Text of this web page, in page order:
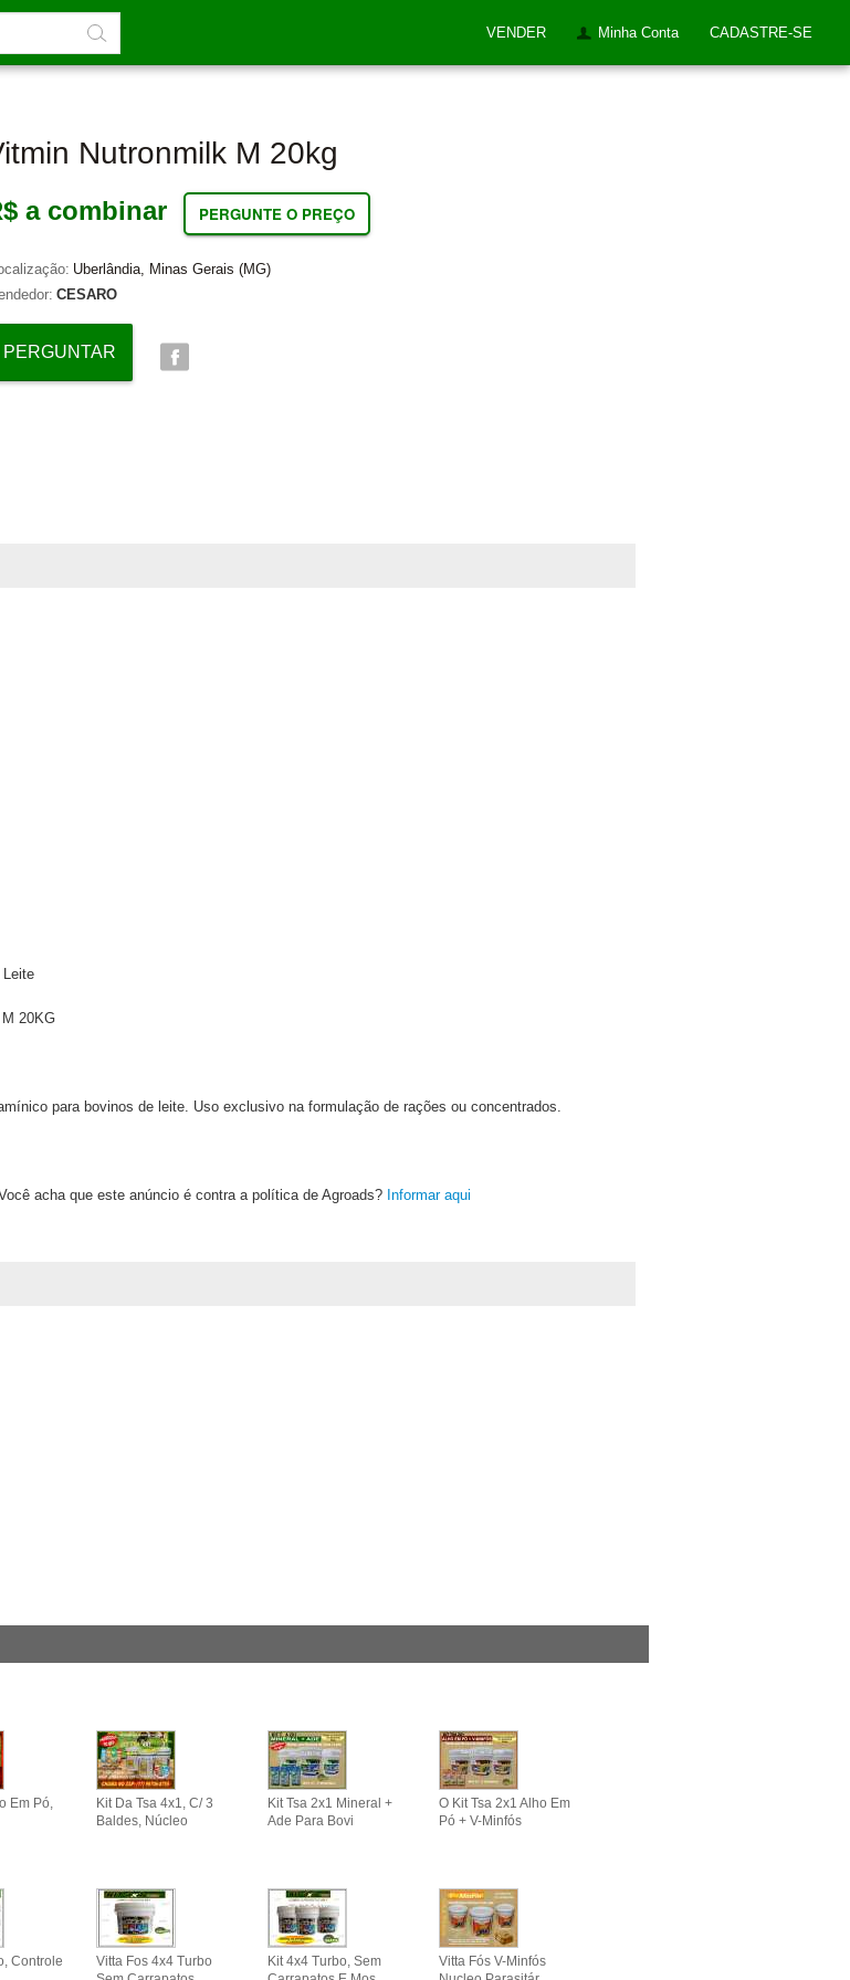
VENDER Minha Conta CADASTRE-SE
Nutronmilk M 20kg
a combinar PERGUNTE O PREÇO
Uberlândia, Minas Gerais (MG)
CESARO
PERGUNTAR
Leite
20KG
para bovinos de leite. Uso exclusivo na formulação de rações ou concentrados.
acha que este anúncio é contra a política de Agroads? Informar aqui
Em Pó,
Kit Da Tsa 4x1, C/ 3
Baldes, Núcleo
Kit Tsa 2x1 Mineral +
Ade Para Bovi
O Kit Tsa 2x1 Alho Em
Pó + V-Minfós
Controle
Vitta Fos 4x4 Turbo
Kit 4x4 Turbo, Sem
Vitta Fós V-Minfós